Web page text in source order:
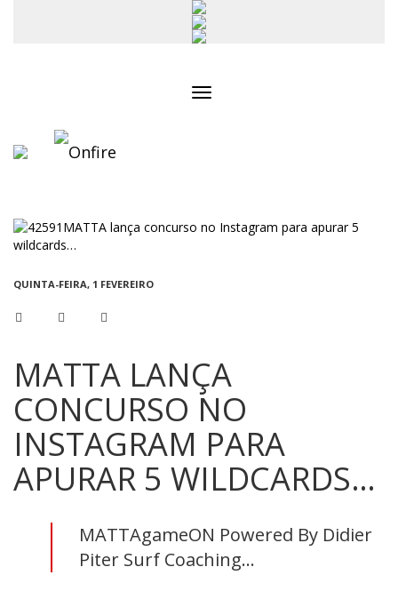
QUINTA-FEIRA, 1 FEVEREIRO
MATTA LANÇA
CONCURSO NO
INSTAGRAM PARA
APURAR 5 WILDCARDS…
MATTAgameON Powered By Didier
Piter Surf Coaching...